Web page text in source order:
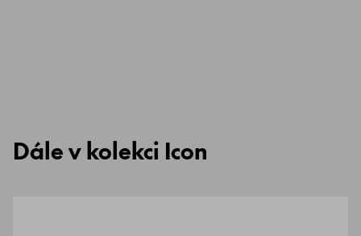
Dále v kolekci Icon